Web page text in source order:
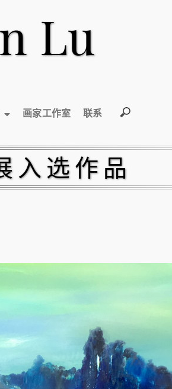
Lu
画家工作室 联系
入选作品